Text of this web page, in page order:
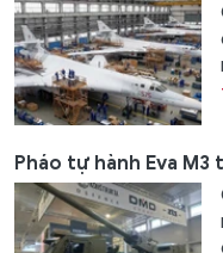
Pháo tự hành Eva